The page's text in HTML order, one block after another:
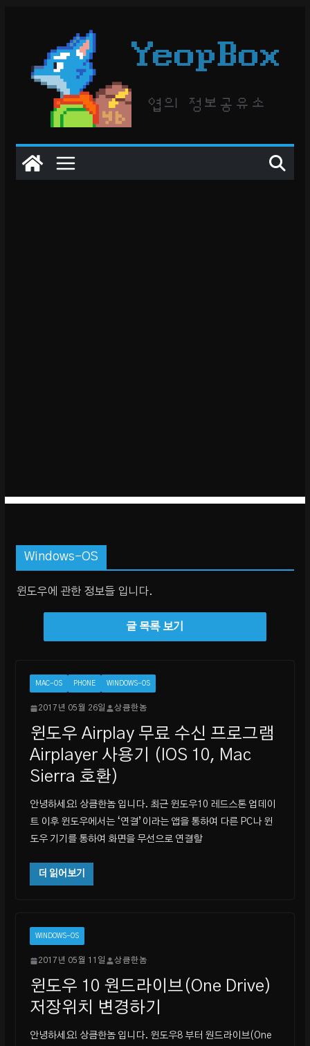
YeopBox
엽의 정보공유소
Windows-OS
윈도우에 관한 정보들 입니다.
MAC-OS PHONE WINDOWS-OS
2017년 05월 26일 상큼한놈
윈도우 Airplay 무료 수신 프로그램
Airplayer 사용기 (IOS 10, Mac
Sierra 호환)
안녕하세요! 상큼한놈 입니다. 최근 윈도우10 레드스톤 업데이
트 이후 윈도우에서는 ‘연결’이라는 앱을 통하여 다른 PC나 윈
도우 기기를 통하여 화면을 무선으로 연결할
더 읽어보기
WINDOWS-OS
2017년 05월 11일 상큼한놈
윈도우 10 원드라이브(One Drive)
저장위치 변경하기
안녕하세요! 상큼한놈 입니다. 윈도우8 부터 원드라이브(One